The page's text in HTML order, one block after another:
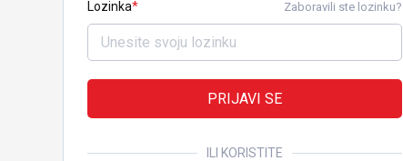
Lozinka Zaboravili ste lozinku?
PRIJAVI SE
ILI KORISTITE